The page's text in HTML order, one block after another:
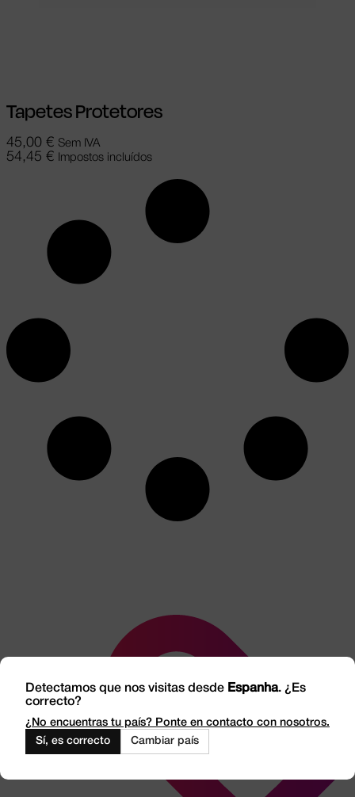
Tapetes Protetores
45,00 € Sem IVA
54,45 € Impostos incluídos
Detectamos que nos visitas desde Espanha. ¿Es
correcto?
¿No encuentras tu país? Ponte en contacto con nosotros.
Sí, es correcto
Cambiar país